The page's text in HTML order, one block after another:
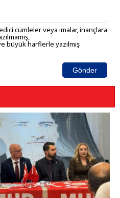
cümleler veya imalar, inançlara
büyük harflerle yazılmış
Gönder